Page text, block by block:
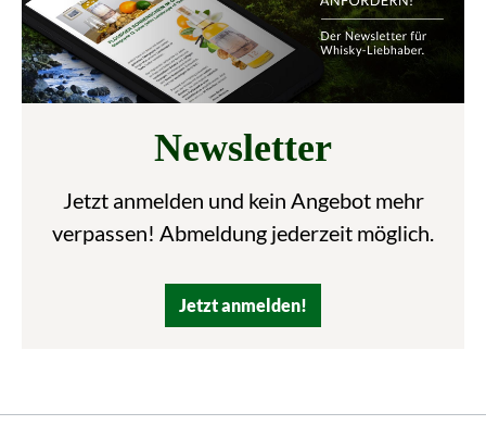
Newsletter
Jetzt anmelden und kein Angebot mehr
verpassen! Abmeldung jederzeit möglich.
Jetzt anmelden!